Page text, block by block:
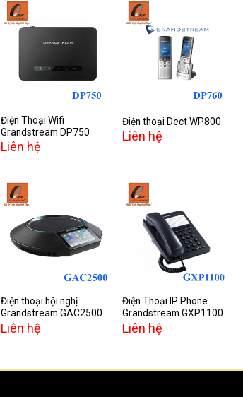
wishlist
Điện Thoại Wifi
Grandstream DP750
Liên hệ
wishlist
Điện thoại Dect WP800
Liên hệ
Add to
wishlist
Điện thoại hội nghị
Grandstream GAC2500
Liên hệ
Add to
wishlist
Điện Thoại IP Phone
Grandstream GXP1100
Liên hệ